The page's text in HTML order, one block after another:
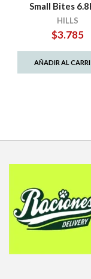
Small Bites
HILLS
$3.785
AÑADIR AL